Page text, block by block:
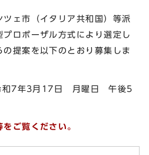
ェ市（イタリア共和国）等派
ロポーザル方式により選定し
提案を以下のとおり募集しま
和7年3月17日 月曜日 午後5
ご覧ください。